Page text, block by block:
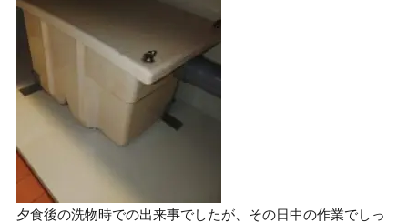
夕食後の洗物時での出来事でしたが、その日中の作業でしっ